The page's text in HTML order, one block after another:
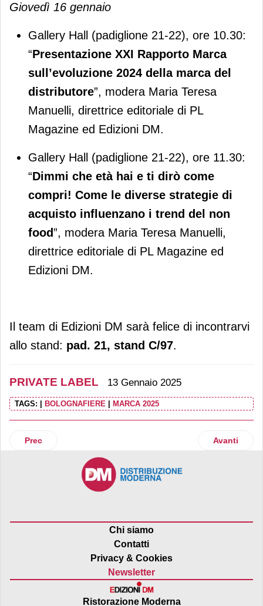
Giovedì 16 gennaio
Gallery Hall (padiglione 21-22), ore 10.30:
“Presentazione XXI Rapporto Marca
sull’evoluzione 2024 della marca del
distributore”, modera Maria Teresa
Manuelli, direttrice editoriale di PL
Magazine ed Edizioni DM.
Gallery Hall (padiglione 21-22), ore 11.30:
“Dimmi che età hai e ti dirò come
compri! Come le diverse strategie di
acquisto influenzano i trend del non
food”, modera Maria Teresa Manuelli,
direttrice editoriale di PL Magazine ed
Edizioni DM.
Il team di Edizioni DM sarà felice di incontrarvi
allo stand: pad. 21, stand C/97.
PRIVATE LABEL 13 Gennaio 2025
TAGS: BOLOGNAFIERE MARCA 2025
Articolo precedente: Nel 2024 la Marca del distributore
Prec Articolo
Avanti
Chi siamo
Contatti
Privacy & Cookies
Newsletter
Ristorazione Moderna